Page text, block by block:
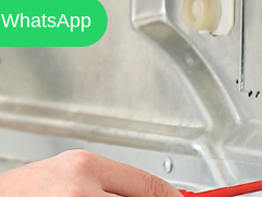
WhatsApp